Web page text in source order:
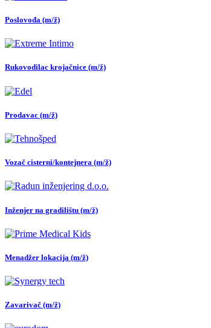
Poslovođa (m/ž)
Rukovodilac krojačnice (m/ž)
Prodavac (m/ž)
Vozač cisterni/kontejnera (m/ž)
Inženjer na gradilištu (m/ž)
Menadžer lokacija (m/ž)
Zavarivač (m/ž)